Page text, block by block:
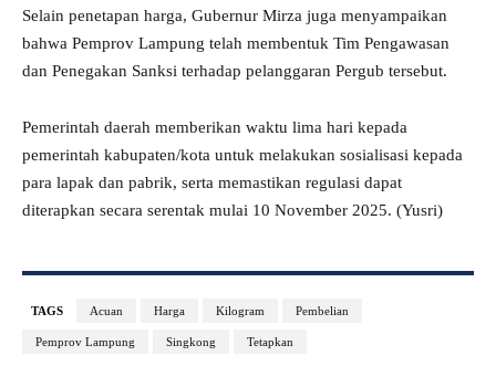
Selain penetapan harga, Gubernur Mirza juga menyampaikan
bahwa Pemprov Lampung telah membentuk Tim Pengawasan
dan Penegakan Sanksi terhadap pelanggaran Pergub tersebut.
Pemerintah daerah memberikan waktu lima hari kepada
pemerintah kabupaten/kota untuk melakukan sosialisasi kepada
para lapak dan pabrik, serta memastikan regulasi dapat
diterapkan secara serentak mulai 10 November 2025. (Yusri)
TAGS Acuan Harga Kilogram Pembelian
Pemprov Lampung Singkong Tetapkan